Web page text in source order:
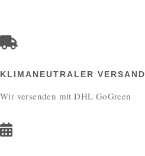
KLIMANEUTRALER VERSAND
Wir versenden mit DHL GoGreen